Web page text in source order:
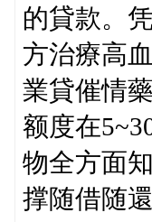
的貸款。
方治療高
業貸催情
额度在
物全方面
撑随借随